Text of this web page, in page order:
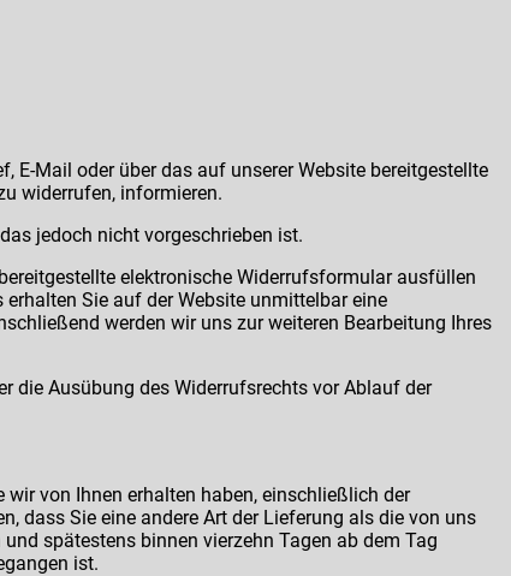
E-Mail oder über das auf unserer Website bereitgestellte
widerrufen, informieren.
jedoch nicht vorgeschrieben ist.
elektronische Widerrufsformular ausfüllen
Sie auf der Website unmittelbar eine
werden wir uns zur weiteren Bearbeitung Ihres
die Ausübung des Widerrufsrechts vor Ablauf der
von Ihnen erhalten haben, einschließlich der
dass Sie eine andere Art der Lieferung als die von uns
spätestens binnen vierzehn Tagen ab dem Tag
ist.